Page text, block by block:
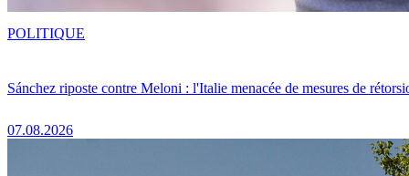
Sánchez riposte contre Meloni : l'Italie menacée de mesures de
07.08.2026
POLITIQUE